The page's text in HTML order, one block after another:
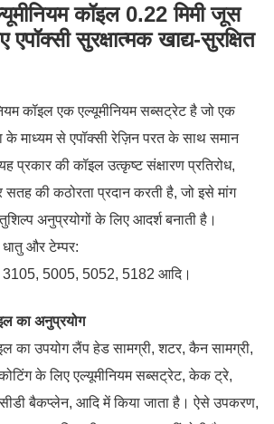
कॉइल 0.22 मिमी जूस
सुरक्षात्मक खाद्य-सुरक्षित
कॉइल एक एल्यूमीनियम सब्सट्रेट है जो एक
के माध्यम से एपॉक्सी रेज़िन परत के साथ समान
प्रकार की कॉइल उत्कृष्ट संक्षारण प्रतिरोध,
सतह की कठोरता प्रदान करती है, जो इसे मांग
अनुप्रयोगों के लिए आदर्श बनाती है।
धातु और टेम्पर:
5005, 5052, 5182 आदि।
का अनुप्रयोग
का उपयोग लैंप हेड सामग्री, शटर, कैन सामग्री,
के लिए एल्यूमीनियम सब्सट्रेट, केक ट्रे,
बैकप्लेन, आदि में किया जाता है। ऐसे उपकरण,